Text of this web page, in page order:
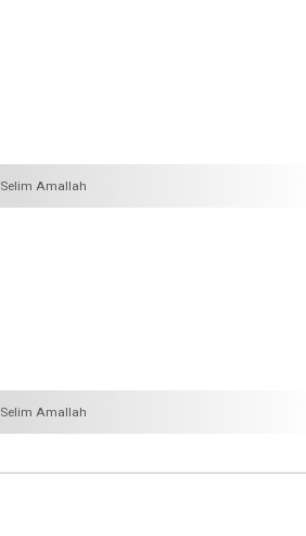
Selim Amallah
Selim Amallah